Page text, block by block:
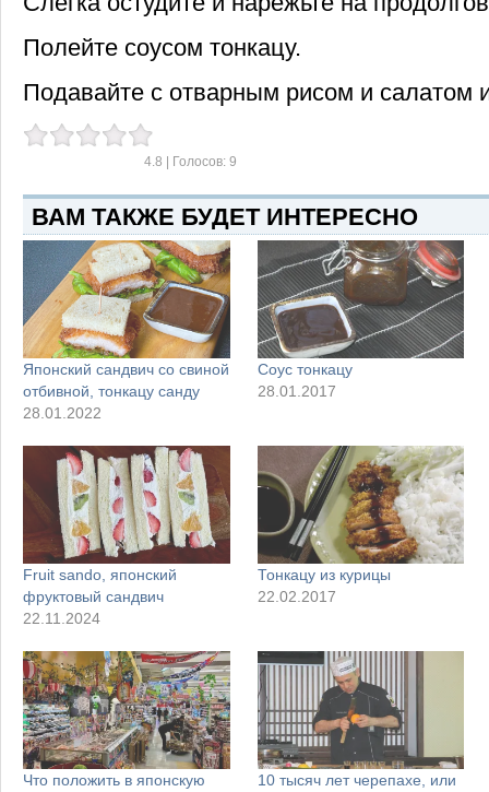
Полейте соусом тонкацу.
Подавайте с отварным рисом и салатом
4.8 | Голосов: 9
ВАМ ТАКЖЕ БУДЕТ ИНТЕРЕСНО
Японский сандвич со свиной
отбивной, тонкацу санду
28.01.2022
Соус тонкацу
28.01.2017
Fruit sando, японский
фруктовый сандвич
22.11.2024
Тонкацу из курицы
22.02.2017
Что положить в японскую
10 тысяч лет черепахе, или